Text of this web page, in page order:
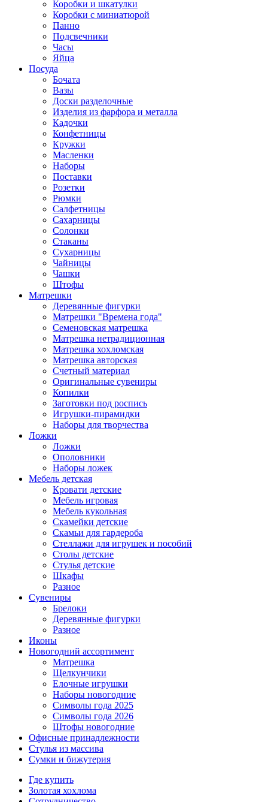
Коробки и шкатулки
Коробки с миниатюрой
Панно
Подсвечники
Часы
Яйца
Посуда
Бочата
Вазы
Доски разделочные
Изделия из фарфора и металла
Кадочки
Конфетницы
Кружки
Масленки
Наборы
Поставки
Розетки
Рюмки
Салфетницы
Сахарницы
Солонки
Стаканы
Сухарницы
Чайницы
Чашки
Штофы
Матрешки
Деревянные фигурки
Матрешки "Времена года"
Семеновская матрешка
Матрешка нетрадиционная
Матрешка хохломская
Матрешка авторская
Счетный материал
Оригинальные сувениры
Копилки
Заготовки под роспись
Игрушки-пирамидки
Наборы для творчества
Ложки
Ложки
Ополовники
Наборы ложек
Мебель детская
Кровати детские
Мебель игровая
Мебель кукольная
Скамейки детские
Скамьи для гардероба
Стеллажи для игрушек и пособий
Столы детские
Стулья детские
Шкафы
Разное
Сувениры
Брелоки
Деревянные фигурки
Разное
Иконы
Новогодний ассортимент
Матрешка
Щелкунчики
Елочные игрушки
Наборы новогодние
Символы года 2025
Символы года 2026
Штофы новогодние
Офисные принадлежности
Стулья из массива
Сумки и бижутерия
Где купить
Золотая хохлома